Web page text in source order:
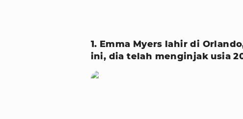
1. Emma Myers lahir di
ini, dia telah menginjak usia